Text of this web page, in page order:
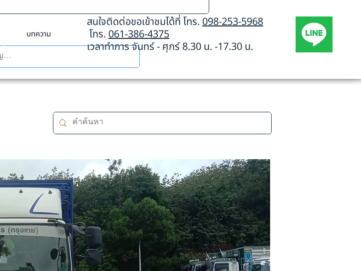
บทความ
สนใจติดต่อขอเข้าชมได้ที่ โทร. 098-253-5968
โทร. 061-386-4375
เวลาทำการ จันทร์ - ศุกร์ 8.30 น. -17.30 น.